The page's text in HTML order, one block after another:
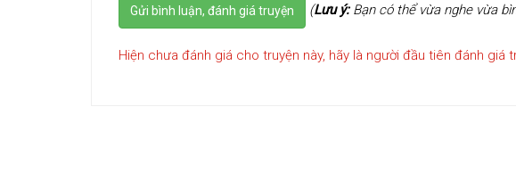
Gửi bình luận, đánh giá truyện (Lưu ý:Bạn có thể vừa nghe vừa
Hiện chưa đánh giá cho truyện này, hãy là người đầu tiên đánh giá